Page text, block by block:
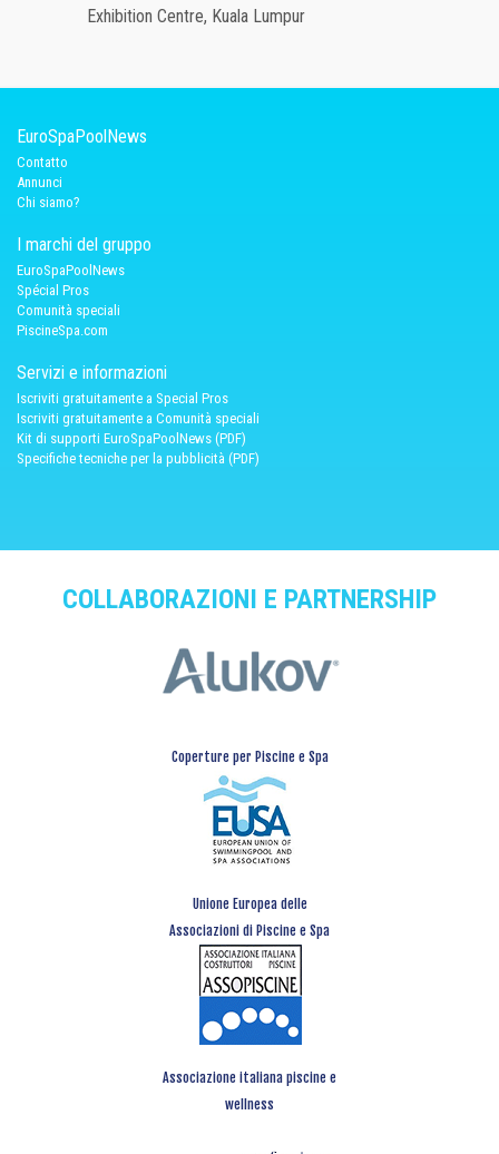
Exhibition Centre, Kuala Lumpur
EuroSpaPoolNews
Contatto
Annunci
Chi siamo?
I marchi del gruppo
EuroSpaPoolNews
Spécial Pros
Comunità speciali
PiscineSpa.com
Servizi e informazioni
Iscriviti gratuitamente a Special Pros
Iscriviti gratuitamente a Comunità speciali
Kit di supporti EuroSpaPoolNews (PDF)
Specifiche tecniche per la pubblicità (PDF)
COLLABORAZIONI E PARTNERSHIP
Coperture per Piscine e Spa
Unione Europea delle
Associazioni di Piscine e Spa
Associazione italiana piscine e
wellness